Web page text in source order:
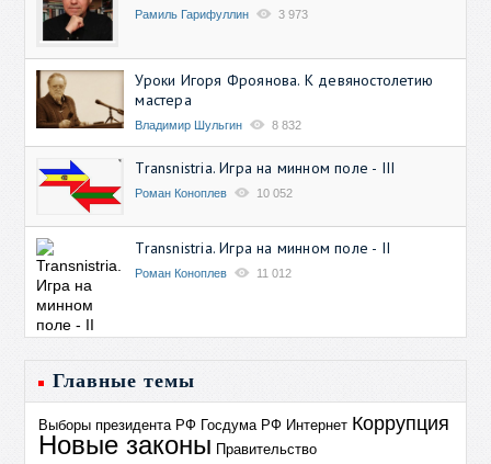
Рамиль Гарифуллин 3 973
Уроки Игоря Фроянова. К девяностолетию
мастера
Владимир Шульгин 8 832
Transnistria. Игра на минном поле - III
Роман Коноплев 10 052
Transnistria. Игра на минном поле - II
Роман Коноплев 11 012
Главные темы
Выборы президента РФ Госдума РФ Интернет Коррупция
Новые законы Правительство